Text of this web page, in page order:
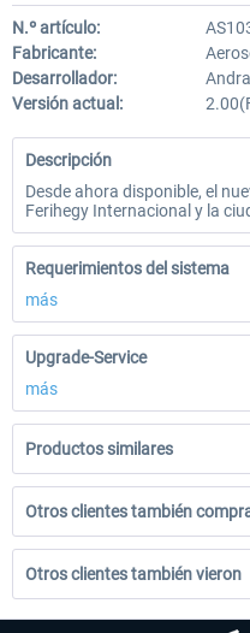
N.º artículo:
Fabricante:
Desarrollador:
Versión actual:
Descripción
Desde ahora disponible, el
Ferihegy Internacional y la
Requerimientos del sistema
más
Upgrade-Service
más
Productos similares
Otros clientes también
Otros clientes también vieron